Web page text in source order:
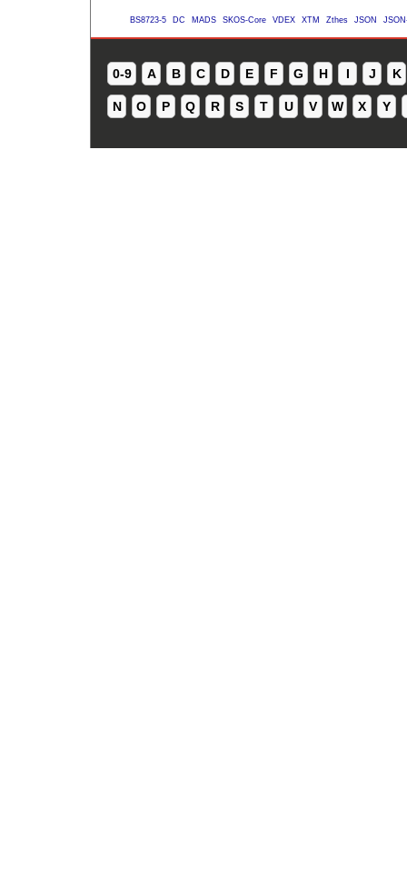
BS8723-5 DC MADS SKOS-Core VDEX XTM Zthes JSON
0-9 A B C D E F G H I J K
N O P Q R S T U V W X Y